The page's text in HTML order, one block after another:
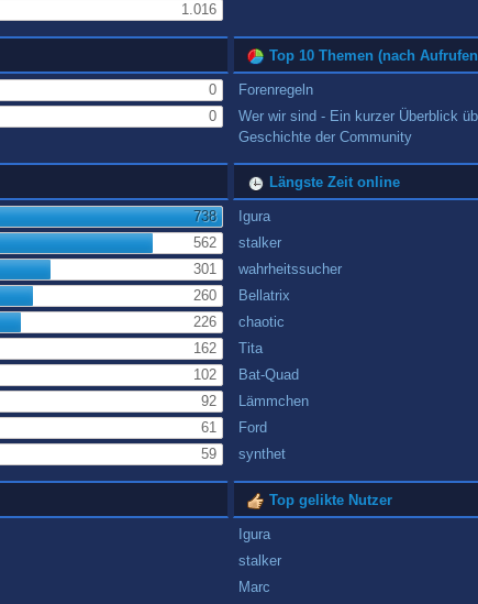
1.016
0
0
Top 10 Themen (nach
Forenregeln
Wer wir sind - Ein kurzer Überblick
Geschichte der Community
738
562
301
260
226
162
102
92
61
59
Längste Zeit online
Igura
stalker
wahrheitssucher
Bellatrix
chaotic
Tita
Bat-Quad
Lämmchen
Ford
synthet
Top gelikte Nutzer
Igura
stalker
Marc